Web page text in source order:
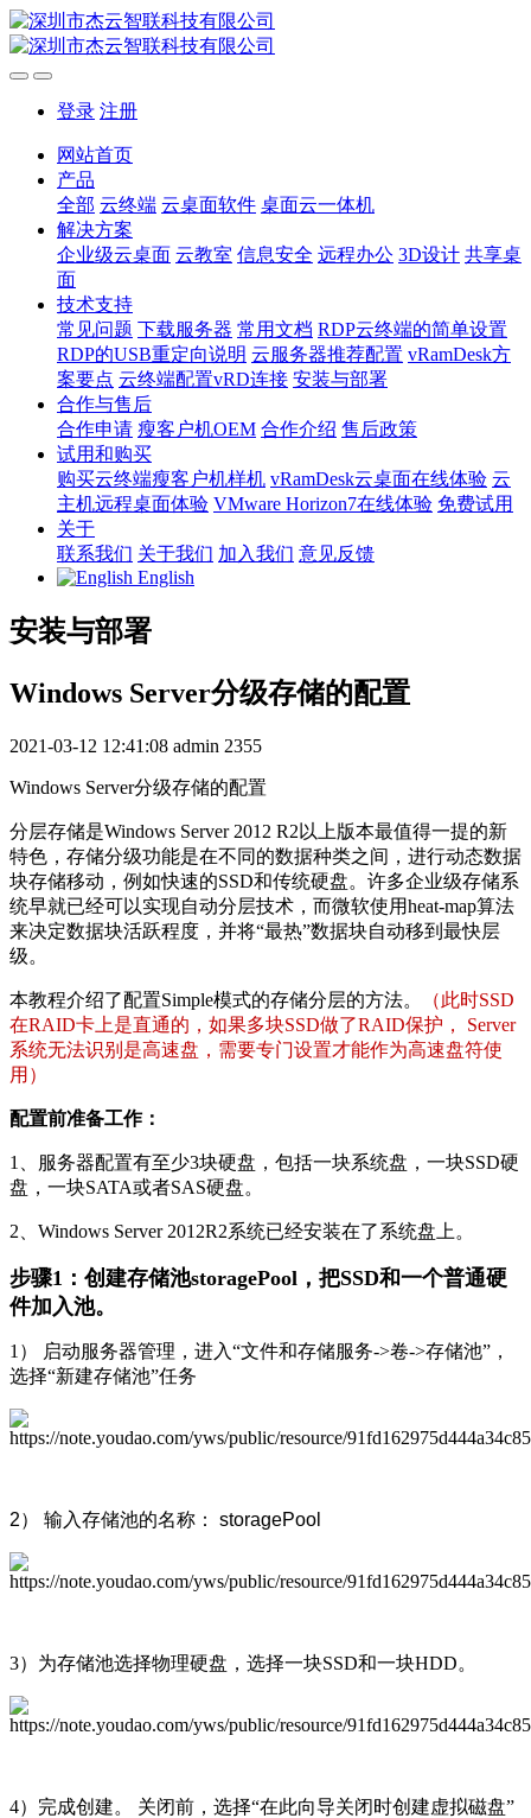
登录 注册
网站首页
产品
全部 云终端 云桌面软件 桌面云一体机
解决方案
企业级云桌面 云教室 信息安全 远程办公 3D设计 共享桌
面
技术支持
常见问题 下载服务器 常用文档 RDP云终端的简单设置
RDP的USB重定向说明 云服务器推荐配置 vRamDesk方
案要点 云终端配置vRD连接 安装与部署
合作与售后
合作申请 瘦客户机OEM 合作介绍 售后政策
试用和购买
购买云终端瘦客户机样机 vRamDesk云桌面在线体验 云
主机远程桌面体验 VMware Horizon7在线体验 免费试用
关于
联系我们 关于我们 加入我们 意见反馈
English
安装与部署
Windows Server分级存储的配置
2021-03-12 12:41:08 admin 2355
Windows Server分级存储的配置
分层存储是Windows Server 2012 R2以上版本最值得一提的新
特色，存储分级功能是在不同的数据种类之间，进行动态数据
块存储移动，例如快速的SSD和传统硬盘。许多企业级存储系
统早就已经可以实现自动分层技术，而微软使用heat-map算法
来决定数据块活跃程度，并将“最热”数据块自动移到最快层
级。
本教程介绍了配置Simple模式的存储分层的方法。
（此时SSD
在RAID卡上是直通的，如果多块SSD做了RAID保护， Server
系统无法识别是高速盘，需要专门设置才能作为高速盘符使
用）
配置前准备工作：
1、服务器配置有至少3块硬盘，包括一块系统盘，一块SSD硬
盘，一块SATA或者SAS硬盘。
2、Windows Server 2012R2系统已经安装在了系统盘上。
步骤1：创建存储池storagePool，把SSD和一个普通硬
件加入池。
1） 启动服务器管理，进入“文件和存储服务->卷->存储池”，
选择“新建存储池”任务
2） 输入存储池的名称： storagePool
3）为存储池选择物理硬盘，选择一块SSD和一块HDD。
4）完成创建。 关闭前，选择“在此向导关闭时创建虚拟磁盘”